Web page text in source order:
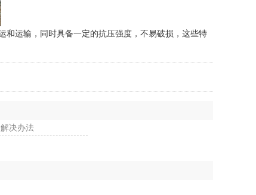
运输，同时具备一定的抗压强度，不易破损，这些特
决办法